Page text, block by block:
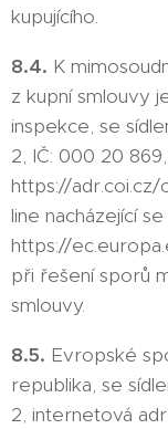
kupujícího.
8.4. K
z kupní smlouvy
inspekce, se
2, IČ: 000 20
https://
line nacházející
https://
při řešení sporů
smlouvy.
8.5. Evropské
republika, se
2, internetová